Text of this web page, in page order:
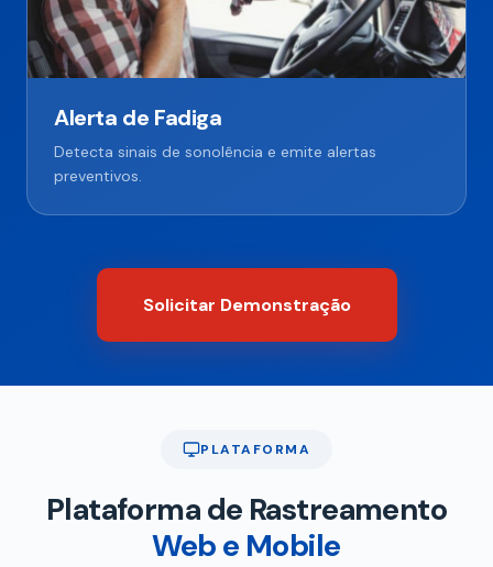
Alerta de Fadiga
Detecta sinais de sonolência e emite alertas
preventivos.
Solicitar Demonstração
PLATAFORMA
Plataforma de Rastreamento
Web e Mobile